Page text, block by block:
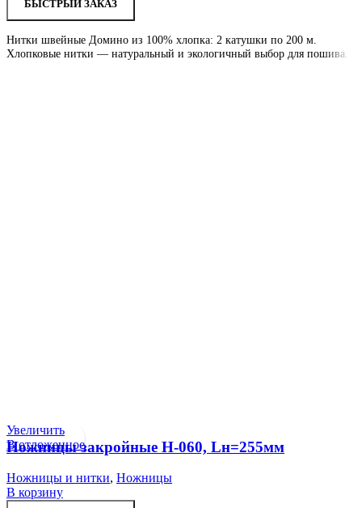
БЫСТРЫЙ ЗАКАЗ
Нитки швейные Домино из 100% хлопка: 2 катушки по 200 м.
Хлопковые нитки — натуральный и экологичный выбор для пошива.
Увеличить
В отложенное
Ножницы закройные H-060, Lн=255мм
Ножницы и нитки, Ножницы
В корзину